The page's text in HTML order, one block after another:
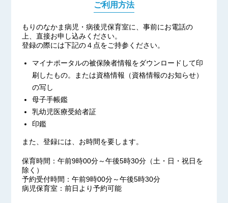
【お知らせ】 2021/04/30
2021年５月１日（土）
～５月５日（水）
【お知らせ】 2021/01/04
1月4日（月）本日より
病児保育室 泉崎は開室しています。
本年もどうぞよろしくお願い致します。
【お知らせ】 2020/12/28
年末年始のお休みのお知らせ
~2021年1月3日（日）
*2021年は1月4日（月）から開室します。
【お知らせ】 2020/01/06
2020年は本日1月6日（月）より
ご利用方法
もりのなかま病児・病後児保育室に、事前にお電話の
上、直接お申し込みください。
登録の際には下記の４点をご持参ください。
マイナポータルの被保険者情報をダウンロードして印
刷したもの。または資格情報（資格情報のお知らせ）
の写し
母子手帳鑑
乳幼児医療受給者証
印鑑
また、登録には、お時間を要します。
保育時間：午前9時00分～午後5時30分（土・日・祝日を
除く）
予約受付時間：午前9時00分～午後5時30分
病児保育室：前日より予約可能